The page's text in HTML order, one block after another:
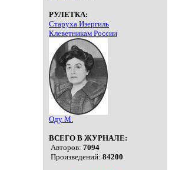
РУЛЕТКА:
Старуха Изергиль
Клеветникам России
Оду М.
ВСЕГО В ЖУРНАЛЕ:
Авторов: 7094
Произведений: 84200